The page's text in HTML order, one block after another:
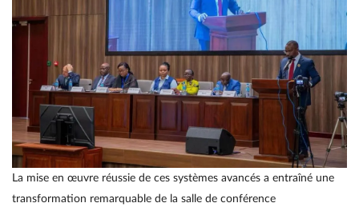
La mise en œuvre réussie de ces systèmes avancés a entraîné une
transformation remarquable de la salle de conférence